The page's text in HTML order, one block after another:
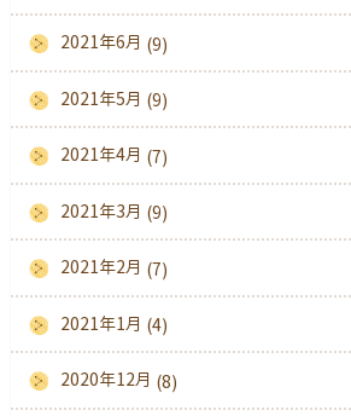
2021年6月 (9)
2021年5月 (9)
2021年4月 (7)
2021年3月 (9)
2021年2月 (7)
2021年1月 (4)
2020年12月 (8)